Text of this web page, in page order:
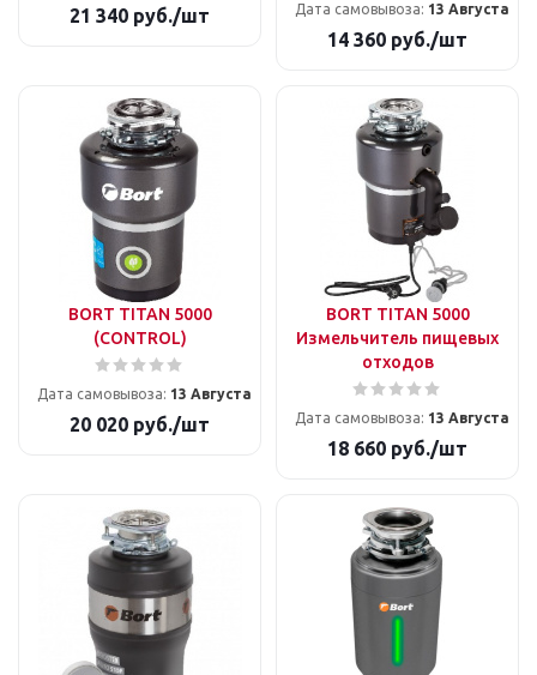
21 340 руб./шт Дата самовывоза: 13 Августа
14 360 руб./шт
BORT TITAN 5000
(CONTROL)
Дата самовывоза: 13 Августа
20 020 руб./шт
BORT TITAN 5000
Измельчитель пищевых
отходов
Дата самовывоза: 13 Августа
18 660 руб./шт